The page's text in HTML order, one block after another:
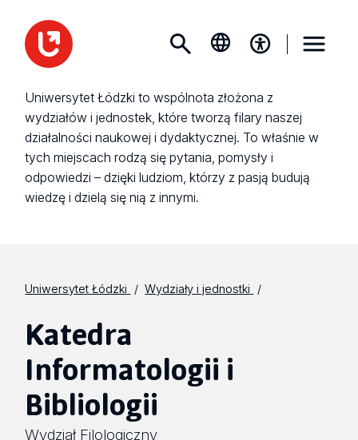
Uniwersytet Łódzki to wspólnota złożona z
wydziałów i jednostek, które tworzą filary naszej
działalności naukowej i dydaktycznej. To właśnie w
tych miejscach rodzą się pytania, pomysły i
odpowiedzi – dzięki ludziom, którzy z pasją budują
wiedzę i dzielą się nią z innymi.
Uniwersytet Łódzki Wydziały i jednostki
Katedra
Informatologii i
Bibliologii
Wydział Filologiczny